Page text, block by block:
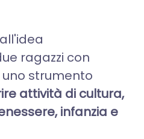
ragazzi con
strumento
attività di cultura,
infanzia e